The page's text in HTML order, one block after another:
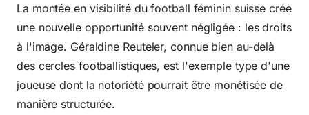
La montée en visibilité du football féminin suisse crée
une nouvelle opportunité souvent négligée : les droits
à l'image. Géraldine Reuteler, connue bien au-delà
des cercles footballistiques, est l'exemple type d'une
joueuse dont la notoriété pourrait être monétisée de
manière structurée.